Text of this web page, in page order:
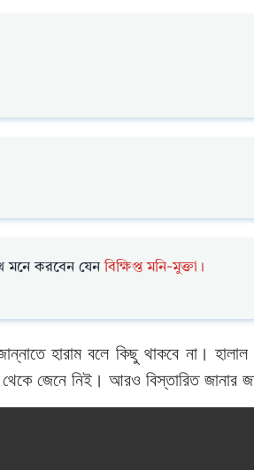
মনে করবেন যেনবিক্ষিপ্ত মনি-মুক্তা।
হারাম বলে কিছু থাকবে না। হালাল
জেনে নিই। আরও বিস্তারিত জানার